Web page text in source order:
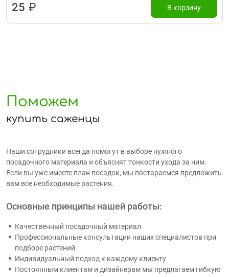
25 ₽ В корзину
Поможем
купить саженцы
Наши сотрудники всегда помогут в выборе нужного
посадочного материала и объяснят тонкости ухода за ним.
Если вы уже имеете план посадок, мы постараемся предложить
вам все необходимые растения.
Основные принципы нашей работы:
Качественный посадочный материал
Профессиональные консультации наших специалистов при
подборе растений
Индивидуальный подход к каждому клиенту
Постоянным клиентам и дизайнерам мы предлагаем гибкую